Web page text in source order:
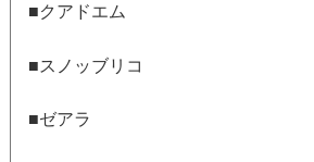
■クアドエム
■スノッブリコ
■ゼアラ